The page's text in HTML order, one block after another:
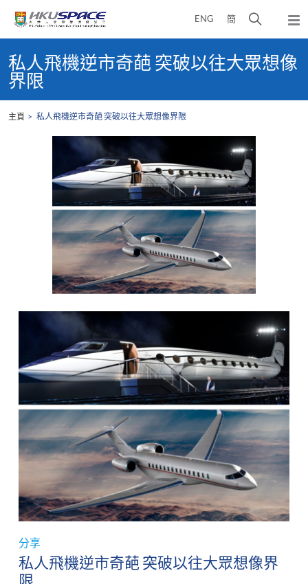
ENG 簡
開
搜
尋
面
彈
出
主
選
content
start私人飛機逆市奇葩 突破以往大眾想像
界限
主頁 私人飛機逆市奇葩 突破以往大眾想像界限
分享
私人飛機逆市奇葩 突破以往大眾想像界